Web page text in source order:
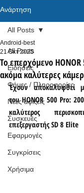
Ανάρτηση
All Posts
Ειδήσεις
Φήμες / Πληροφορίες
Νέες αφίξεις
Συσκευές
Εφαρμογές
Συγκρίσεις
Χρήσιμα
All Posts
Το επερχόμενο
ακόμα καλύτερες
Android-best
21 Οκτ 2025
Έχουν αποκαλυφθεί
του HONOR 500 Pro:
καλύτερος
επεξεργαστής SD 8 Elite